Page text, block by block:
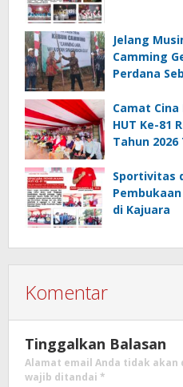
Jelang
Camming
Perdana
Camat
HUT Ke-81
Tahun
Sportivitas
di Kajuara
Komentar
Tinggalkan Balasan
Alamat email Anda tidak
wajib ditandai *